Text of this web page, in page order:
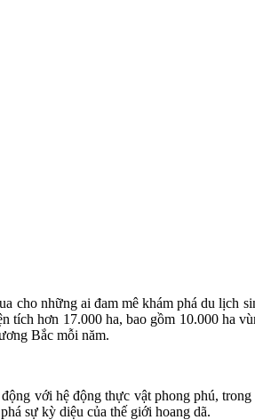
những ai đam mê khám phá du lịch
hơn 17.000 ha, bao gồm 10.000 ha
Bắc mỗi năm.
với hệ động thực vật phong phú,
sự kỳ diệu của thế giới hoang dã.